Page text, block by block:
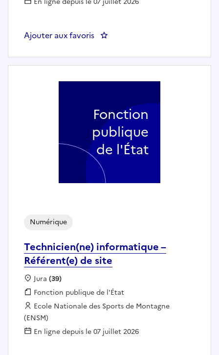
Ajouter aux favoris
Technicien(ne) informatique –
Référent(e) de site
Numérique
Localisation :
Jura (39)
Fonction publique :
Fonction publique de l'État
Employeur :
Ecole Nationale des Sports de Montagne
(ENSM)
En ligne depuis le 07 juillet 2026
Fonction
publique
de l'État